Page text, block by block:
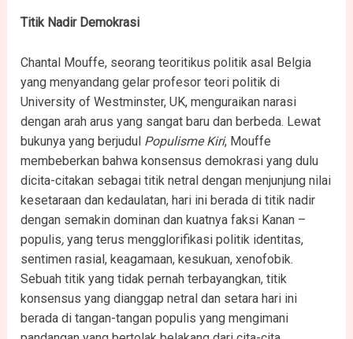
Titik Nadir Demokrasi
Chantal Mouffe, seorang teoritikus politik asal Belgia
yang menyandang gelar profesor teori politik di
University of Westminster, UK, menguraikan narasi
dengan arah arus yang sangat baru dan berbeda. Lewat
bukunya yang berjudul Populisme Kiri, Mouffe
membeberkan bahwa konsensus demokrasi yang dulu
dicita-citakan sebagai titik netral dengan menjunjung nilai
kesetaraan dan kedaulatan, hari ini berada di titik nadir
dengan semakin dominan dan kuatnya faksi Kanan –
populis, yang terus mengglorifikasi politik identitas,
sentimen rasial, keagamaan, kesukuan, xenofobik.
Sebuah titik yang tidak pernah terbayangkan, titik
konsensus yang dianggap netral dan setara hari ini
berada di tangan-tangan populis yang mengimani